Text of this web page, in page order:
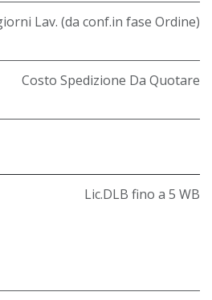
Lav. (da conf.in fase Ordine)
Costo Spedizione Da Quotare
Lic.DLB fino a 5 WB